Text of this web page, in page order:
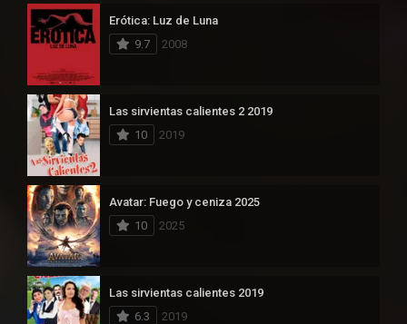
Erótica: Luz de Luna
9.7
2008
Las sirvientas calientes 2 2019
10
2019
Avatar: Fuego y ceniza 2025
10
2025
Las sirvientas calientes 2019
6.3
2019